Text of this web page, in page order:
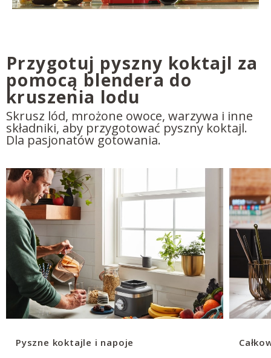
Przygotuj pyszny koktajl za
pomocą blendera do
kruszenia lodu
Skrusz lód, mrożone owoce, warzywa i inne
składniki, aby przygotować pyszny koktajl.
Dla pasjonatów gotowania.
Pyszne koktajle i napoje